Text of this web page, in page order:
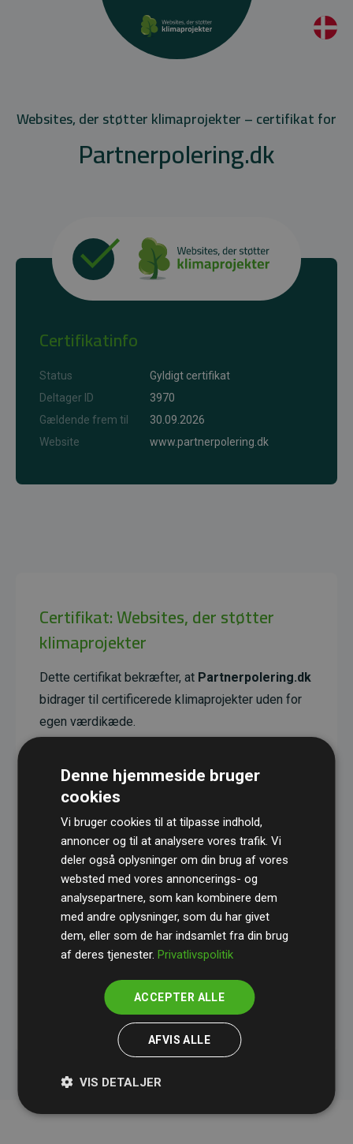
Websites, der støtter klimaprojekter – certifikat for
Partnerpolering.dk
Certifikatinfo
Status
Gyldigt certifikat
Deltager ID
3970
Gældende frem til
30.09.2026
Website
www.partnerpolering.dk
Certifikat: Websites, der støtter
klimaprojekter
Dette certifikat bekræfter, at Partnerpolering.dk
bidrager til certificerede klimaprojekter uden for
egen værdikæde.
reducerende effekt, som i gennemsnit svarer til
dobbelt så meget CO₂ som den estimerede
Alle projekter er verificeret gennem Gold
Standard– en international ordning, der sikrer høj
kvalitet og gennemsigtighed i klimainvesteringer.
Du kan læse mere om de konkrete projekter
initiativet Websites, der støtter klimaprojekter
Denne hjemmeside bruger
cookies
Vi bruger cookies til at tilpasse indhold,
annoncer og til at analysere vores trafik. Vi
deler også oplysninger om din brug af vores
websted med vores annoncerings- og
analysepartnere, som kan kombinere dem
med andre oplysninger, som du har givet
dem, eller som de har indsamlet fra din brug
af deres tjenester.Privatlivspolitik
ACCEPTER ALLE
AFVIS ALLE
VIS DETALJER